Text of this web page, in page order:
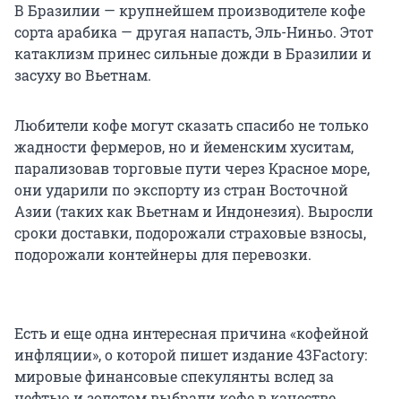
В Бразилии — крупнейшем производителе кофе
сорта арабика — другая напасть, Эль-Ниньо. Этот
катаклизм принес сильные дожди в Бразилии и
засуху во Вьетнам.
Любители кофе могут сказать спасибо не только
жадности фермеров, но и йеменским хуситам,
парализовав торговые пути через Красное море,
они ударили по экспорту из стран Восточной
Азии (таких как Вьетнам и Индонезия). Выросли
сроки доставки, подорожали страховые взносы,
подорожали контейнеры для перевозки.
Есть и еще одна интересная причина «кофейной
инфляции», о которой пишет издание 43Factory:
мировые финансовые спекулянты вслед за